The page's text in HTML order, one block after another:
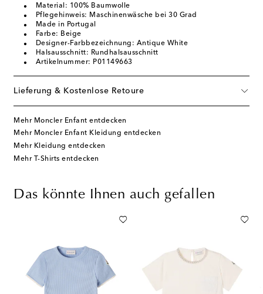
Material: 100% Baumwolle
Pflegehinweis: Maschinenwäsche bei 30 Grad
Made in Portugal
Farbe: Beige
Designer-Farbbezeichnung: Antique White
Halsausschnitt: Rundhalsausschnitt
Artikelnummer: P01149663
Lieferung & Kostenlose Retoure
Mehr Moncler Enfant entdecken
Mehr Moncler Enfant Kleidung entdecken
Mehr Kleidung entdecken
Mehr T-Shirts entdecken
Das könnte Ihnen auch gefallen